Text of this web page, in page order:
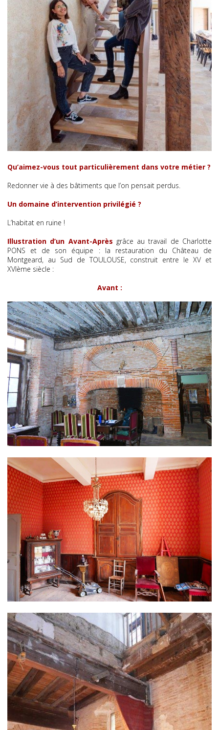
Qu’aimez-vous tout particulièrement dans votre métier ?
Redonner vie à des bâtiments que l’on pensait perdus.
Un domaine d’intervention privilégié ?
L’habitat en ruine !
Illustration d’un Avant-Après grâce au travail de Charlotte
PONS et de son équipe : la restauration du Château de
Montgeard, au Sud de TOULOUSE, construit entre le XV et
XVIème siècle :
Avant :